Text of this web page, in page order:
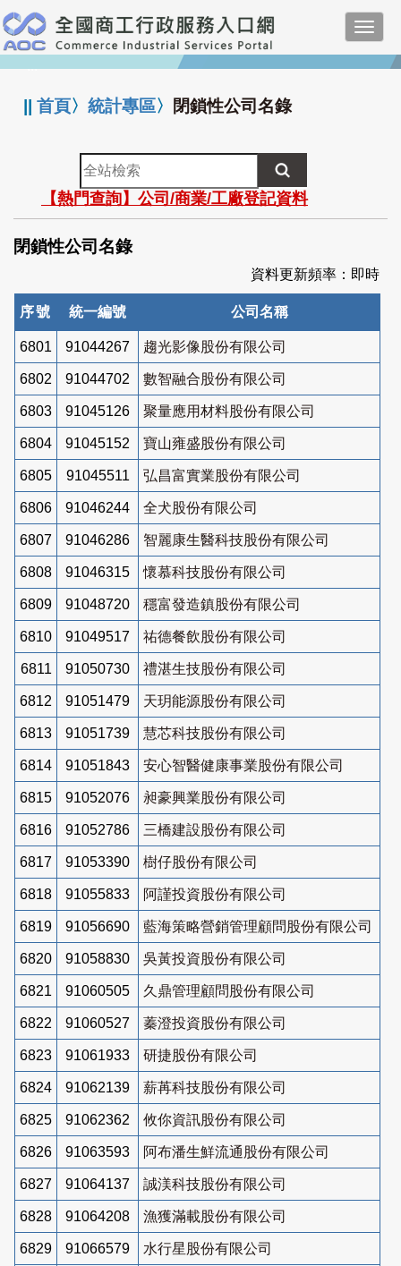
跳
到
主
要
:::
||首頁〉統計專區〉 閉鎖性公司名錄
全
站
檢
索
【熱門查詢】公司/商業/工廠登記資料
閉鎖性公司名錄
資料更新頻率：即時
序號 統一編號 公司名稱
6801 91044267 趨光影像股份有限公司
6802 91044702 數智融合股份有限公司
6803 91045126 聚量應用材料股份有限公司
6804 91045152 寶山雍盛股份有限公司
6805 91045511 弘昌富實業股份有限公司
6806 91046244 全犬股份有限公司
6807 91046286 智麗康生醫科技股份有限公司
6808 91046315 懷慕科技股份有限公司
6809 91048720 穩富發造鎮股份有限公司
6810 91049517 祐德餐飲股份有限公司
6811 91050730 禮湛生技股份有限公司
6812 91051479 天玥能源股份有限公司
6813 91051739 慧芯科技股份有限公司
6814 91051843 安心智醫健康事業股份有限公司
6815 91052076 昶豪興業股份有限公司
6816 91052786 三橋建設股份有限公司
6817 91053390 樹仔股份有限公司
6818 91055833 阿謹投資股份有限公司
6819 91056690 藍海策略營銷管理顧問股份有限公司
6820 91058830 吳黃投資股份有限公司
6821 91060505 久鼎管理顧問股份有限公司
6822 91060527 蓁澄投資股份有限公司
6823 91061933 研捷股份有限公司
6824 91062139 薪苒科技股份有限公司
6825 91062362 攸你資訊股份有限公司
6826 91063593 阿布潘生鮮流通股份有限公司
6827 91064137 誠渼科技股份有限公司
6828 91064208 漁獲滿載股份有限公司
6829 91066579 水行星股份有限公司